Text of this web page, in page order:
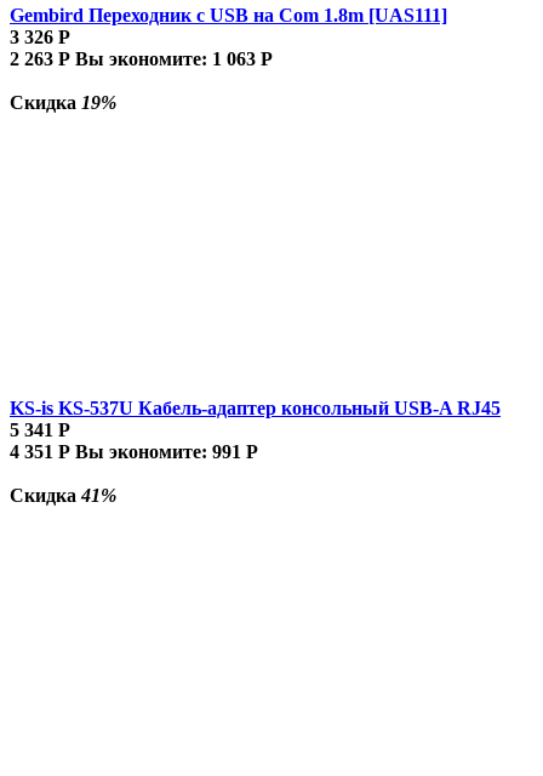
Gembird Переходник с USB на Com 1.8m [UAS111]
3 326 Р
2 263 Р Вы экономите: 1 063 Р
Скидка 19%
KS-is KS-537U Кабель-адаптер консольный USB-A RJ45
5 341 Р
4 351 Р Вы экономите: 991 Р
Скидка41%